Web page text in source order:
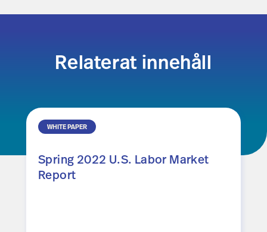
Relaterat innehåll
WHITE PAPER
Spring 2022 U.S. Labor Market
Report